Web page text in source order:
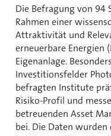
Die Befragung von 94
Rahmen einer
Attraktivität und
erneuerbare Energien
Eigenanlage.
Investitionsfelder
befragten Institute
Risiko-Profil und
betreuenden Asset
bei. Die Daten wurden